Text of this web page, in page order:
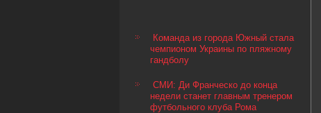
Команда из города Южный стала
чемпионом Украины по пляжному
гандболу
СМИ: Ди Франческо до конца
недели станет главным тренером
футбольного клуба Рома